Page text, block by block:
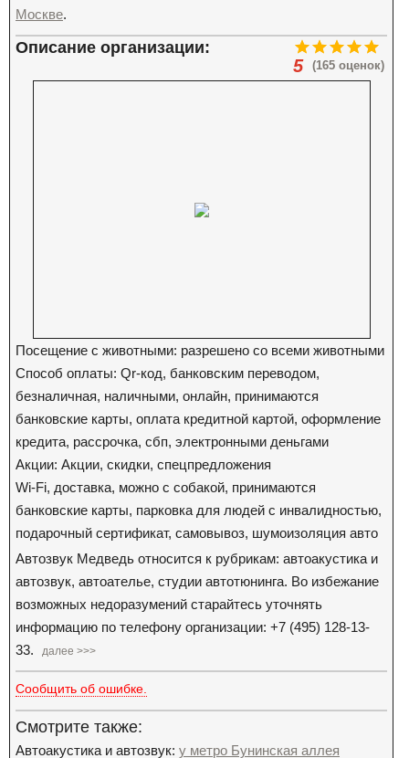
Москве.
(165 оценок)
5
Описание организации:
Посещение с животными: разрешено со всеми животными
Способ оплаты: Qr-код, банковским переводом,
безналичная, наличными, онлайн, принимаются
банковские карты, оплата кредитной картой, оформление
кредита, рассрочка, сбп, электронными деньгами
Акции: Акции, скидки, спецпредложения
Wi-Fi, доставка, можно с собакой, принимаются
банковские карты, парковка для людей с инвалидностью,
подарочный сертификат, самовывоз, шумоизоляция авто
Автозвук Медведь относится к рубрикам: автоакустика и
автозвук, автоателье, студии автотюнинга. Во избежание
возможных недоразумений старайтесь уточнять
информацию по телефону организации: +7 (495) 128-13-
33.
далее >>>
Сообщить об ошибке.
Смотрите также:
Автоакустика и автозвук: у метро Бунинская аллея